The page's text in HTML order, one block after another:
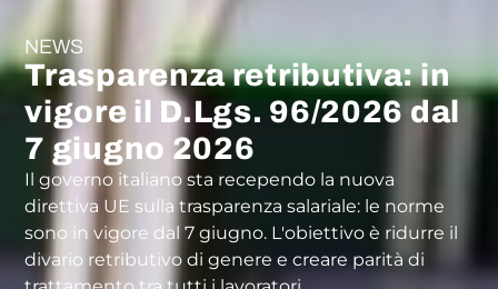
NEWS
Trasparenza retributiva: in
vigore il D.Lgs. 96/2026 dal
7 giugno 2026
Il governo italiano sta recependo la nuova
direttiva UE sulla trasparenza salariale: le norme
sono in vigore dal 7 giugno. L'obiettivo è ridurre il
divario retributivo di genere e creare parità di